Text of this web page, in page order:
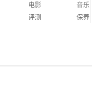
电影
音乐
评测
保养